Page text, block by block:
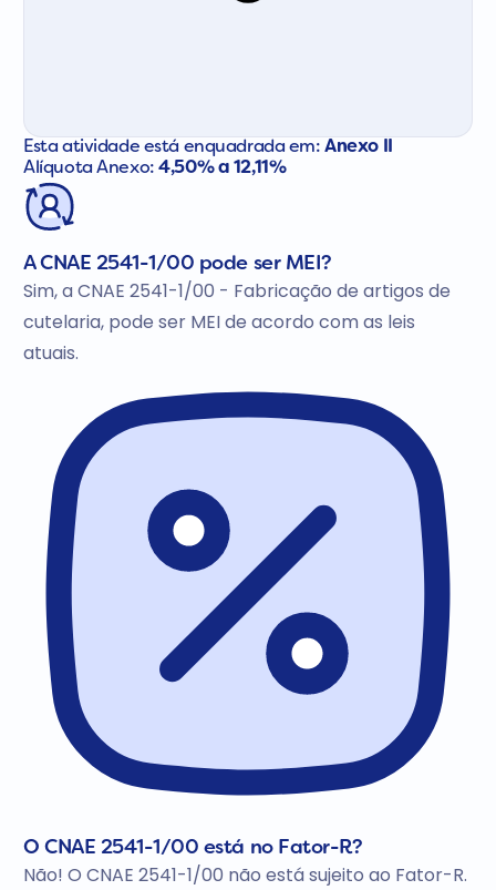
Esta atividade está enquadrada em:Anexo II
Alíquota Anexo:4,50% a 12,11%
A CNAE 2541-1/00 pode ser MEI?
Sim, a CNAE 2541-1/00 - Fabricação de artigos de
cutelaria, pode ser MEI de acordo com as leis
atuais.
O CNAE 2541-1/00 está no Fator-R?
Não! O CNAE 2541-1/00 não está sujeito ao Fator-R.